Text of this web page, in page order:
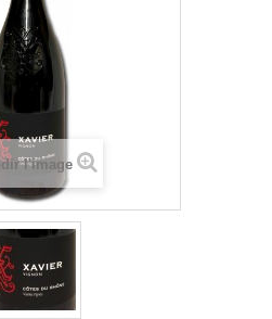
l'image